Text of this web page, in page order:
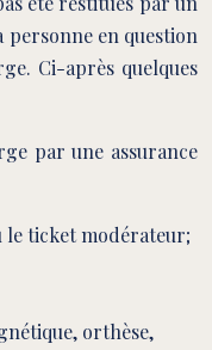
personne en question
Ci-après quelques
une assurance
le ticket modérateur;
orthèse,